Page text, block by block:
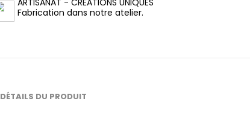
ARTISANAT - CRÉATIONS UNIQUES
Fabrication dans notre atelier.
DÉTAILS DU PRODUIT